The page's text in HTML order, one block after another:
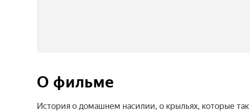
О фильме
История о домашнем насилии, о крыльях, которые